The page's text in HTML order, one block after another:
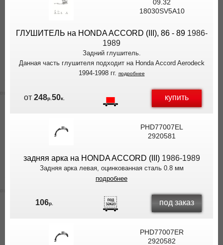
09.32
18030SV5A10
ГЛУШИТЕЛЬ на HONDA ACCORD (III), 86 - 891986-
1989
Задний глушитель.
Данная часть глушителя подходит на Honda Accord Aerodeck
1994-1998 гг. подробнее
от 248р. 50к. купить
PHD77007EL
2920581
задняя арка на HONDA ACCORD (III)1986-1989
Задняя арка левая, оцинкованная сталь 0.8 мм
подробнее
106р. под заказ
PHD77007ER
2920582